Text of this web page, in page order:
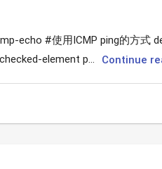
echo #使用ICMP ping的方式
element p...
Continue